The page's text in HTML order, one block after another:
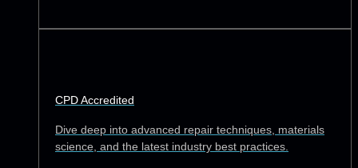
CPD Accredited
Dive deep into advanced repair techniques, materials
science, and the latest industry best practices.